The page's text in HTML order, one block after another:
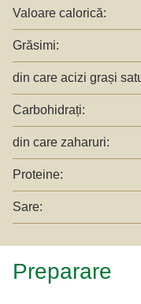
Valoare calorică:
Grăsimi:
din care acizi grași
Carbohidrați:
din care zaharuri:
Proteine:
Sare:
Preparare